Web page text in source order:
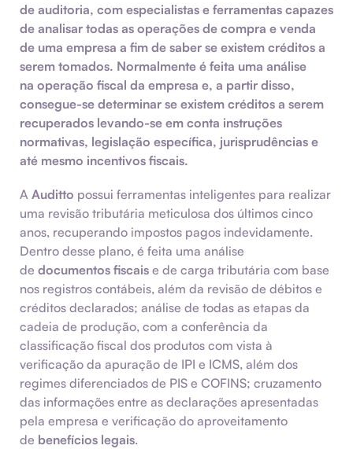
de auditoria, com especialistas e ferramentas capazes
de analisar todas as operações de compra e venda
de uma empresa a fim de saber se existem créditos a
serem tomados. Normalmente é feita uma análise
na operação fiscal da empresa e, a partir disso,
consegue-se determinar se existem créditos a serem
recuperados levando-se em conta instruções
normativas, legislação específica, jurisprudências e
até mesmo incentivos fiscais.
A Auditto possui ferramentas inteligentes para realizar
uma revisão tributária meticulosa dos últimos cinco
anos, recuperando impostos pagos indevidamente.
Dentro desse plano, é feita uma análise
de documentos fiscais e de carga tributária com base
nos registros contábeis, além da revisão de débitos e
créditos declarados; análise de todas as etapas da
cadeia de produção, com a conferência da
classificação fiscal dos produtos com vista à
verificação da apuração de IPI e ICMS, além dos
regimes diferenciados de PIS e COFINS; cruzamento
das informações entre as declarações apresentadas
pela empresa e verificação do aproveitamento
de benefícios legais.